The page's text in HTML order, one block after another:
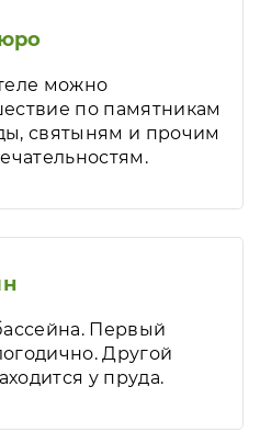
можно
по памятникам
святыням и прочим
Первый
Другой
у пруда.